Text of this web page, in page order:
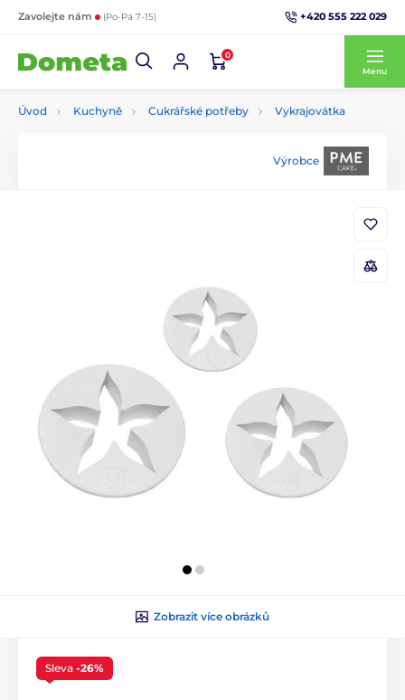
Zavolejte nám (Po-Pá 7-15) +420 555 222 029
0
Menu
Úvod Kuchyně Cukrářské potřeby Vykrajovátka
Výrobce
Zobrazit více obrázků
Sleva -26%